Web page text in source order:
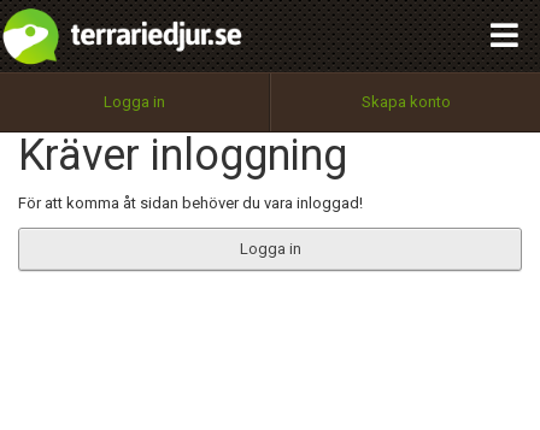
Logga in Skapa konto
Kräver inloggning
För att komma åt sidan behöver du vara inloggad!
Logga in
Utför
100%
OK
integritetspolicy
Namn:
Epost:
Begär nytt lösenord
Tillbaka till förstasidan